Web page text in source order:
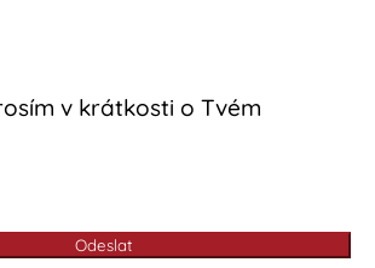
v krátkosti o Tvém
Odeslat